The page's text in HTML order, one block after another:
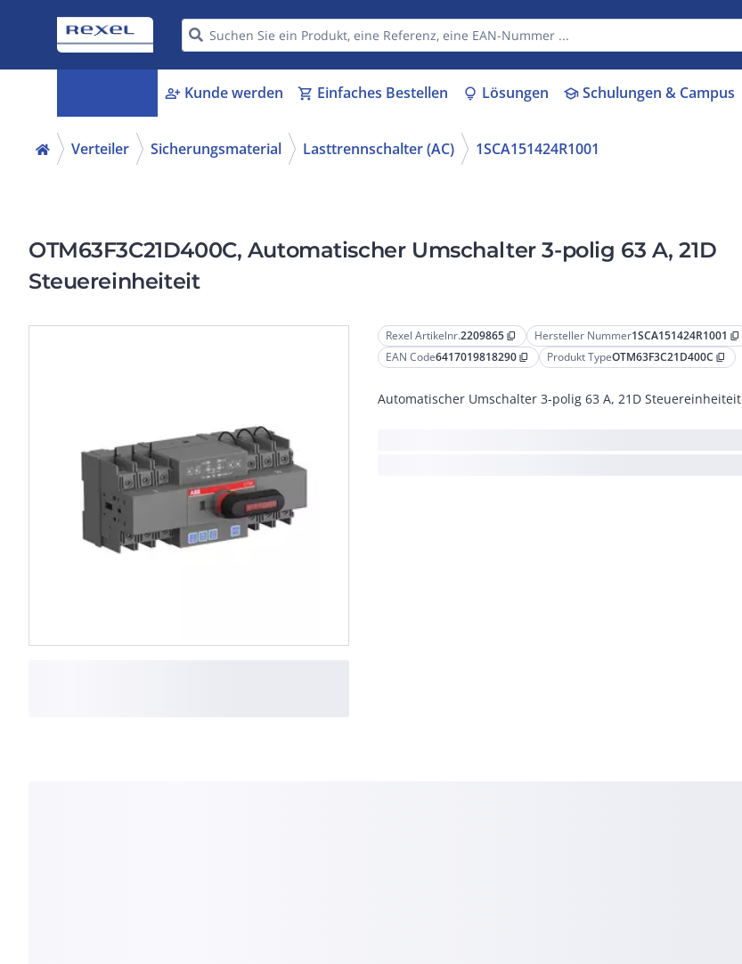
person_add Kunde werden shopping_cart Einfaches Bestellen lightbulb Lösungen schoolSchulungen & Campus
Verteiler Sicherungsmaterial Lasttrennschalter (AC) 1SCA151424R1001
OTM63F3C21D400C, Automatischer Umschalter 3-polig 63 A, 21D
Steuereinheiteit
Rexel Artikelnr.2209865 content_copy Hersteller Nummer1SCA151424R1001 content_copy
EAN Code6417019818290 content_copy Produkt TypeOTM63F3C21D400C content_copy
Automatischer Umschalter 3-polig 63 A, 21D Steuereinheiteit